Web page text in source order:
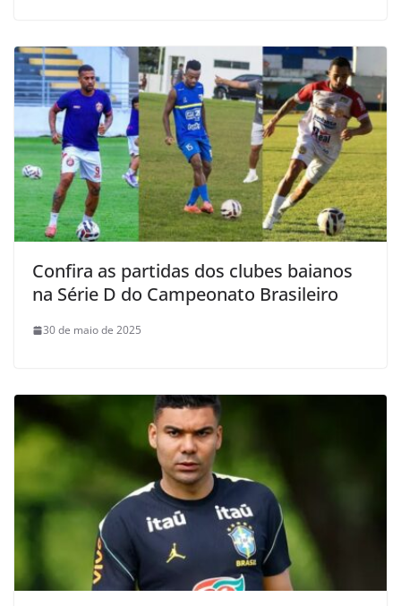
Confira as partidas dos clubes baianos
na Série D do Campeonato Brasileiro
30 de maio de 2025